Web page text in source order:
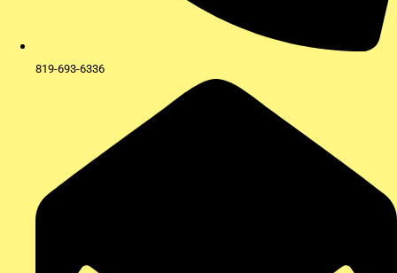
819-693-6336